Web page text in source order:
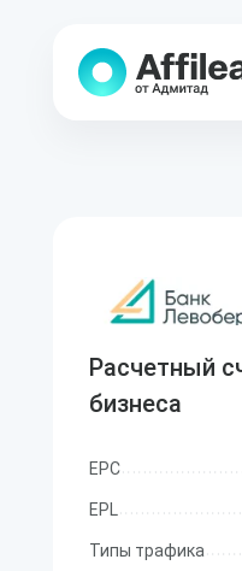
Расчетный
бизнеса
EPC
EPL
Типы трафика